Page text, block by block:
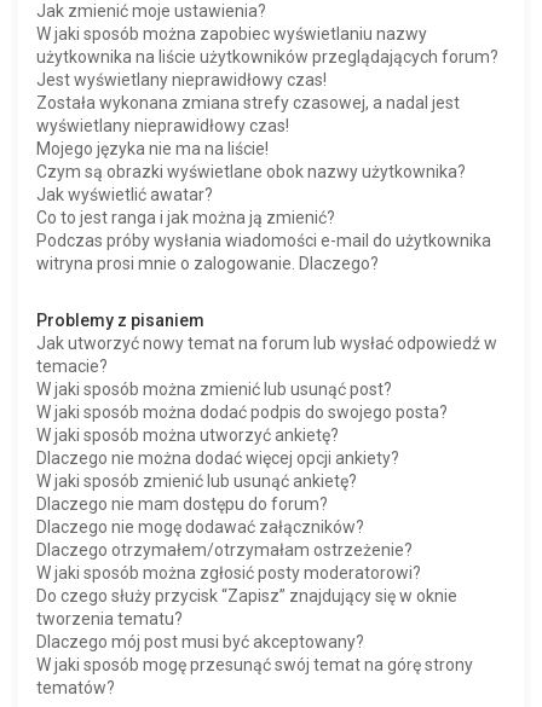
Jak zmienić moje ustawienia?
W jaki sposób można zapobiec wyświetlaniu nazwy
użytkownika na liście użytkowników przeglądających forum?
Jest wyświetlany nieprawidłowy czas!
Została wykonana zmiana strefy czasowej, a nadal jest
wyświetlany nieprawidłowy czas!
Mojego języka nie ma na liście!
Czym są obrazki wyświetlane obok nazwy użytkownika?
Jak wyświetlić awatar?
Co to jest ranga i jak można ją zmienić?
Podczas próby wysłania wiadomości e-mail do użytkownika
witryna prosi mnie o zalogowanie. Dlaczego?
Problemy z pisaniem
Jak utworzyć nowy temat na forum lub wysłać odpowiedź w
temacie?
W jaki sposób można zmienić lub usunąć post?
W jaki sposób można dodać podpis do swojego posta?
W jaki sposób można utworzyć ankietę?
Dlaczego nie można dodać więcej opcji ankiety?
W jaki sposób zmienić lub usunąć ankietę?
Dlaczego nie mam dostępu do forum?
Dlaczego nie mogę dodawać załączników?
Dlaczego otrzymałem/otrzymałam ostrzeżenie?
W jaki sposób można zgłosić posty moderatorowi?
Do czego służy przycisk “Zapisz” znajdujący się w oknie
tworzenia tematu?
Dlaczego mój post musi być akceptowany?
W jaki sposób mogę przesunąć swój temat na górę strony
tematów?